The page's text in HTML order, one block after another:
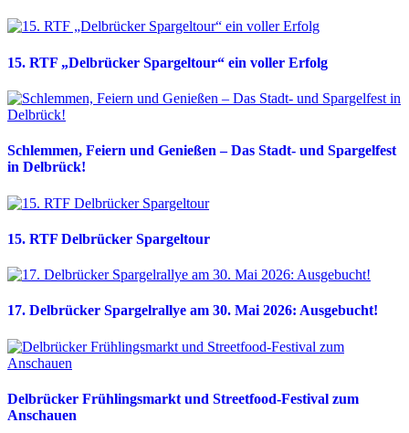
15. RTF „Delbrücker Spargeltour“ ein voller Erfolg
Schlemmen, Feiern und Genießen – Das Stadt- und Spargelfest
in Delbrück!
15. RTF Delbrücker Spargeltour
17. Delbrücker Spargelrallye am 30. Mai 2026: Ausgebucht!
Delbrücker Frühlingsmarkt und Streetfood-Festival zum
Anschauen